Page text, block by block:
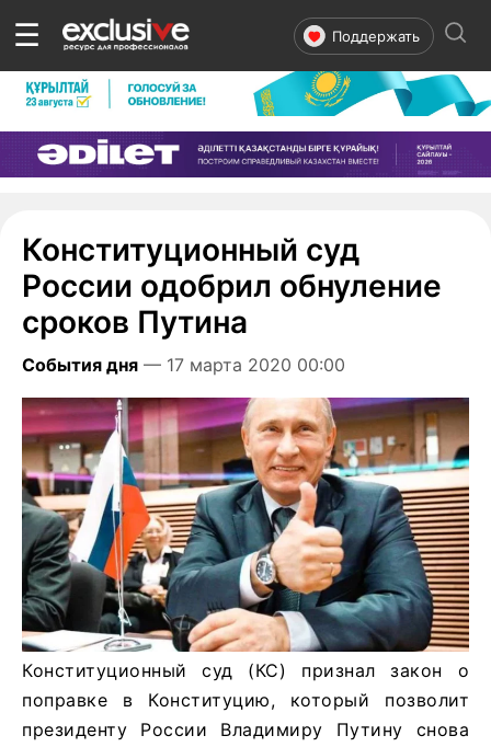
☰ Поддержать
Конституционный суд
России одобрил обнуление
сроков Путина
События дня — 17 марта 2020 00:00
Конституционный суд (КС) признал закон о
поправке в Конституцию, который позволит
президенту России Владимиру Путину снова